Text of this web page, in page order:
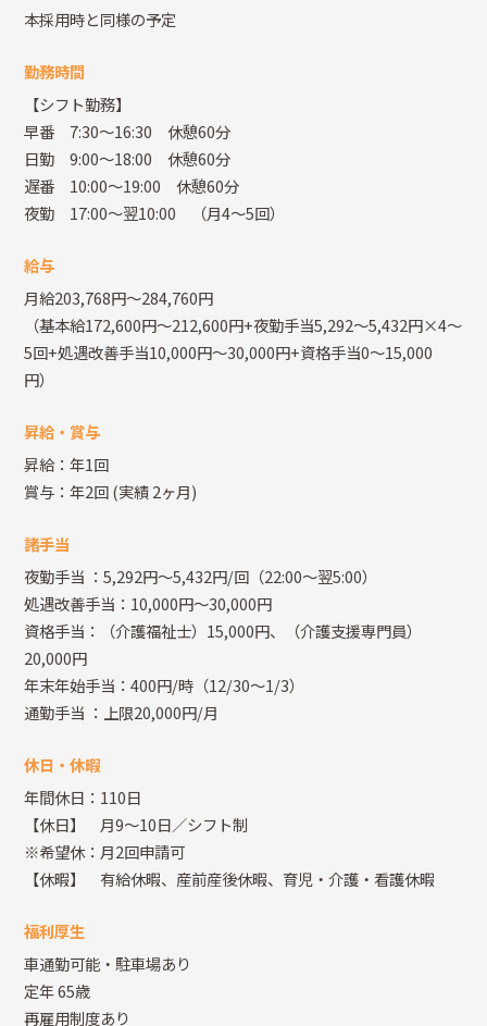
本採用時と同様の予定
勤務時間
【シフト勤務】
早番 7:30～16:30 休憩60分
日勤 9:00～18:00 休憩60分
遅番 10:00～19:00 休憩60分
夜勤 17:00～翌10:00 （月4～5回）
給与
月給203,768円～284,760円
（基本給172,600円～212,600円+夜勤手当5,292～5,432円×4～
5回+処遇改善手当10,000円～30,000円+資格手当0～15,000
円）
昇給・賞与
昇給：年1回
賞与：年2回(実績 2ヶ月)
諸手当
夜勤手当 ：5,292円～5,432円/回（22:00～翌5:00）
処遇改善手当：10,000円～30,000円
資格手当：（介護福祉士）15,000円、（介護支援専門員）
20,000円
年末年始手当：400円/時（12/30～1/3）
通勤手当 ：上限20,000円/月
休日・休暇
年間休日：110日
【休日】 月9～10日／シフト制
※希望休：月2回申請可
【休暇】 有給休暇、産前産後休暇、育児・介護・看護休暇
福利厚生
車通勤可能・駐車場あり
定年 65歳
再雇用制度あり